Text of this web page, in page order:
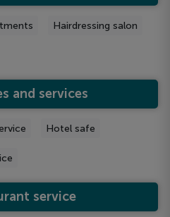
Hairdressing salon
and services
Hotel safe
service